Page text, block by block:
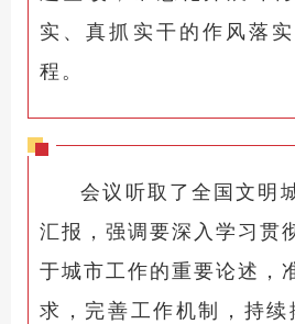
实、真抓实干的作风落
程。
会议听取了全国文明
汇报，强调要深入学习贯
于城市工作的重要论述，
求，完善工作机制，持续